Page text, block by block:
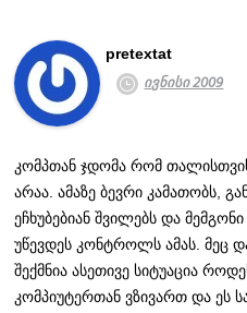
pretextat
ივნისი 2009
კომპთან ჯდომა რომ
არაა. ამაზე ბევრი კამათობს,
ეჩხუბებიან შვილებს და
უწევდეს კონტროლს ამას. მეც
შექმნია ასეთივე სიტუაცია
კომპიუტერთან ვზივართ და ეს